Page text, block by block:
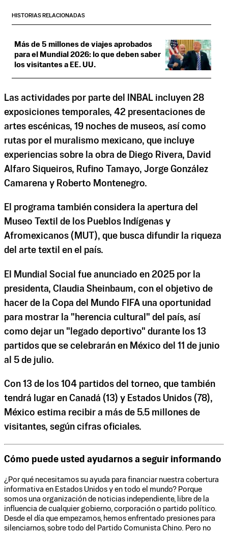
HISTORIAS RELACIONADAS
Más de 5 millones de viajes aprobados
para el Mundial 2026: lo que deben saber
los visitantes a EE. UU.
Las actividades por parte del INBAL incluyen 28
exposiciones temporales, 42 presentaciones de
artes escénicas, 19 noches de museos, así como
rutas por el muralismo mexicano, que incluye
experiencias sobre la obra de Diego Rivera, David
Alfaro Siqueiros, Rufino Tamayo, Jorge González
Camarena y Roberto Montenegro.
El programa también considera la apertura del
Museo Textil de los Pueblos Indígenas y
Afromexicanos (MUT), que busca difundir la riqueza
del arte textil en el país.
El Mundial Social fue anunciado en 2025 por la
presidenta, Claudia Sheinbaum, con el objetivo de
hacer de la Copa del Mundo FIFA una oportunidad
para mostrar la "herencia cultural" del país, así
como dejar un "legado deportivo" durante los 13
partidos que se celebrarán en México del 11 de junio
al 5 de julio.
Con 13 de los 104 partidos del torneo, que también
tendrá lugar en Canadá (13) y Estados Unidos (78),
México estima recibir a más de 5.5 millones de
visitantes, según cifras oficiales.
Cómo puede usted ayudarnos a seguir informando
¿Por qué necesitamos su ayuda para financiar nuestra cobertura
informativa en Estados Unidos y en todo el mundo? Porque
somos una organización de noticias independiente, libre de la
influencia de cualquier gobierno, corporación o partido político.
Desde el día que empezamos, hemos enfrentado presiones para
silenciarnos, sobre todo del Partido Comunista Chino. Pero no